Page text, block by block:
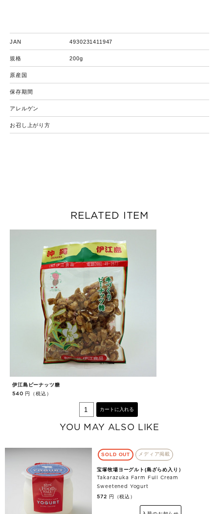
JAN 4930231411947
規格 200g
原産国
保存期間
アレルゲン
お召し上がり方
RELATED ITEM
伊江島ピーナッツ糖
540 円（税込）
カートに入れる
YOU MAY ALSO LIKE
SOLD OUT メディア掲載
宝塚牧場ヨーグルト(島ざらめ入り）
Takarazuka Farm Full Cream
Sweetened Yogurt
572 円（税込）